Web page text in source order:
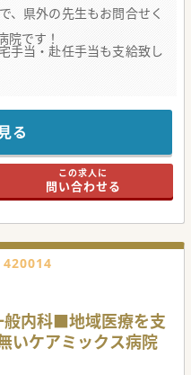
、県外の先生もお問合せく
です！
手当・赴任手当も支給致し
可能です。
手当や住宅手当のご支給が
療を行いたい先生におすす
る
この求人に
問い合わせる
420014
般内科■地域医療を支
いケアミックス病院